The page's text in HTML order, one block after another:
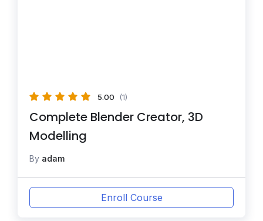
5.00 (1)
Complete Blender Creator, 3D
Modelling
By adam
Enroll Course